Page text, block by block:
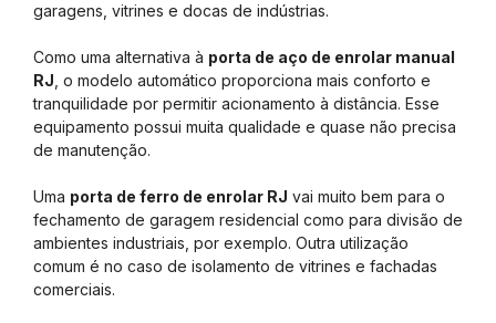
garagens, vitrines e docas de indústrias.
Como uma alternativa à porta de aço de enrolar manual
RJ , o modelo automático proporciona mais conforto e
tranquilidade por permitir acionamento à distância. Esse
equipamento possui muita qualidade e quase não precisa
de manutenção.
Uma porta de ferro de enrolar RJ vai muito bem para o
fechamento de garagem residencial como para divisão de
ambientes industriais, por exemplo. Outra utilização
comum é no caso de isolamento de vitrines e fachadas
comerciais.